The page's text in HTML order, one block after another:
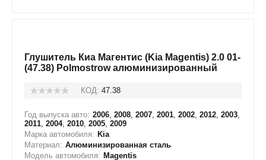
Глушитель Киа Магентис (Kia Magentis) 2.0 01-
(47.38) Polmostrow алюминизированный
КОД: 47.38
Год выпуска авто: 2006, 2008, 2007, 2001, 2002, 2012, 2003,
2011, 2004, 2010, 2005, 2009
Марка автомобиля: Kia
Материал: Алюминизированная сталь
Модель автомобиля: Magentis